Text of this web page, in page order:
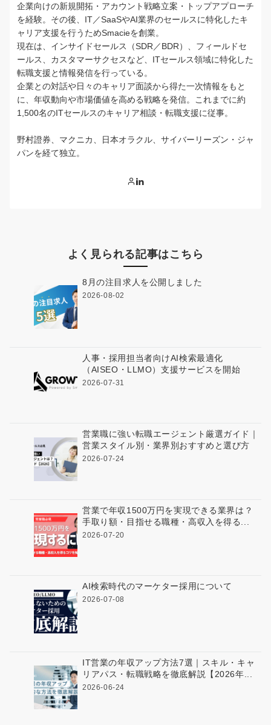
企業向けの新規開拓・アカウント戦略立案・トップアプローチ
を経験。その後、IT／SaaSやAI業界のセールスに特化したキ
ャリア支援を行うためSmacieを創業。
現在は、インサイドセールス（SDR／BDR）、フィールドセ
ールス、カスタマーサクセスなど、ITセールス領域に特化した
転職支援と情報発信を行っている。
企業との対話や日々のキャリア面談から得た一次情報をもと
に、年収動向や市場価値を高める戦略を発信。これまでに約
1,500名のITセールスのキャリア相談・転職支援に従事。
野村證券、マクニカ、日本オラクル、サイバーリーズン・ジャ
パンを経て独立。
よく見られる記事はこちら
8月の注目求人を公開しました
2026-08-02
人事・採用担当者向けAI検索最適化
（AISEO・LLMO）支援サービスを開始
2026-07-31
営業職に強い転職エージェント厳選ガイド｜
営業スタイル別・業界別おすすめと選び方
2026-07-24
営業で年収1500万円を実現できる業界は？
手取り額・目指せる職種・高収入を得る...
2026-07-20
AI検索時代のマーケター採用について
2026-07-08
IT営業の年収アップ方法7選｜スキル・キャ
リアパス・転職戦略を徹底解説【2026年...
2026-06-24